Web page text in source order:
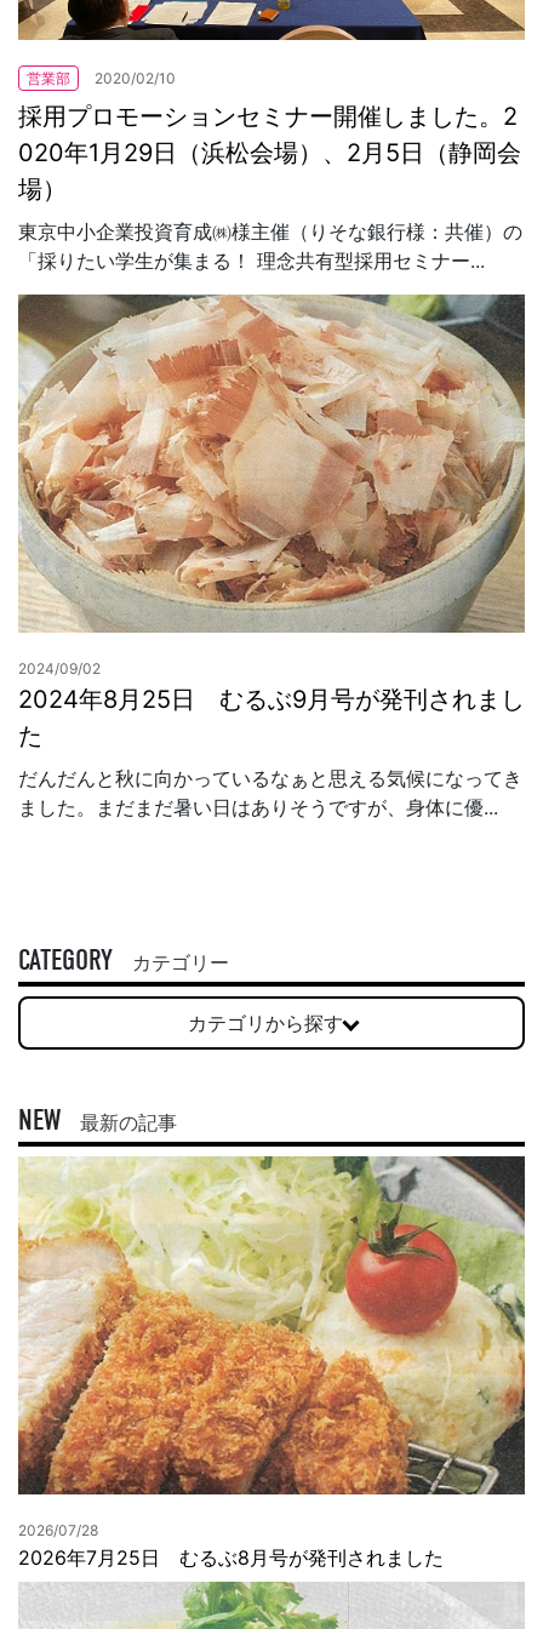
営業部 2020/02/10
採用プロモーションセミナー開催しました。2
020年1月29日（浜松会場）、2月5日（静岡会
場）
東京中小企業投資育成㈱様主催（りそな銀行様：共催）の
「採りたい学生が集まる！ 理念共有型採用セミナー...
2024/09/02
2024年8月25日 むるぶ9月号が発刊されまし
た
だんだんと秋に向かっているなぁと思える気候になってき
ました。まだまだ暑い日はありそうですが、身体に優...
CATEGORY カテゴリー
カテゴリから探す
NEW 最新の記事
2026/07/28
2026年7月25日 むるぶ8月号が発刊されました